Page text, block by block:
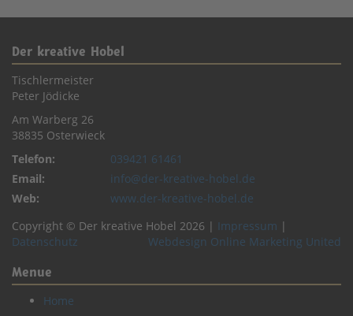
Der kreative Hobel
Tischlermeister
Peter Jödicke
Am Warberg 26
38835 Osterwieck
Telefon:
039421 61461
Email:
info@der-kreative-hobel.de
Web:
www.der-kreative-hobel.de
Copyright © Der kreative Hobel 2026 | Impressum |
Datenschutz
Webdesign Online Marketing United
Menue
Home